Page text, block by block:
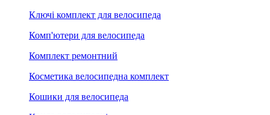
Ключі комплект для велосипеда
Комп'ютери для велосипеда
Комплект ремонтний
Косметика велосипедна комплект
Кошики для велосипеда